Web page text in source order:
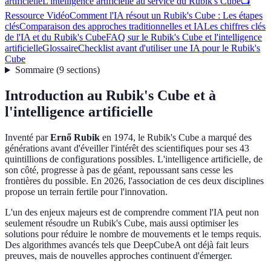
Ressource VidéoComment l'IA résout un Rubik's Cube : Les étapes
clésComparaison des approches traditionnelles et IALes chiffres clés
de l'IA et du Rubik's CubeFAQ sur le Rubik's Cube et l'intelligence
artificielleGlossaireChecklist avant d'utiliser une IA pour le Rubik's
Cube
Sommaire(9 sections)
Introduction au Rubik's Cube et à
l'intelligence artificielle
Inventé parErnő Rubik en 1974, le Rubik's Cube a marqué des
générations avant d'éveiller l'intérêt des scientifiques pour ses 43
quintillions de configurations possibles. L'intelligence artificielle, de
son côté, progresse à pas de géant, repoussant sans cesse les
frontières du possible. En 2026, l'association de ces deux disciplines
propose un terrain fertile pour l'innovation.
L'un des enjeux majeurs est de comprendre comment l'IA peut non
seulement résoudre un Rubik's Cube, mais aussi optimiser les
solutions pour réduire le nombre de mouvements et le temps requis.
Des algorithmes avancés tels que DeepCubeA ont déjà fait leurs
preuves, mais de nouvelles approches continuent d'émerger.